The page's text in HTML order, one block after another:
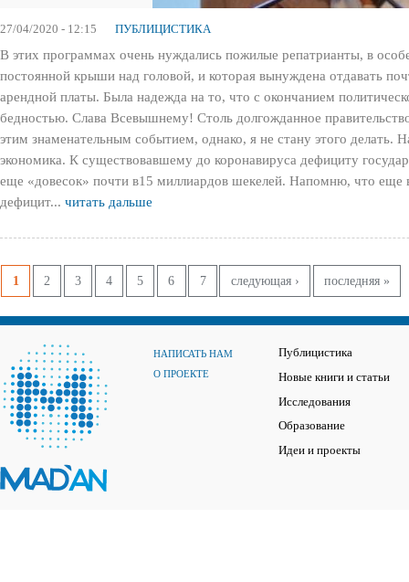
27/04/2020 - 12:15 ПУБЛИЦИСТИКА
В этих программах очень нуждались пожилые репатрианты, в
постоянной крыши над головой, и которая вынуждена отдавать
арендной платы. Была надежда на то, что с окончанием
бедностью. Слава Всевышнему! Столь долгожданное
этим знаменательным событием, однако, я не стану этого делать.
экономика. К существовавшему до коронавируса дефициту
еще «довесок» почти в15 миллиардов шекелей. Напомню, что еще
дефицит... читать дальше
Страницы
1 2 3 4 5 6 7 следующая › последняя »
НАПИСАТЬ НАМ
О ПРОЕКТЕ
Публицистика
Новые книги и статьи
Исследования
Образование
Идеи и проекты